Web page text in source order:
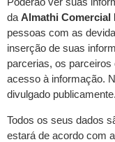
da Almathi Comercial
pessoas com as
inserção de suas
parcerias, os
acesso à informação.
divulgado publicamente.
Todos os seus dados
estará de acordo com